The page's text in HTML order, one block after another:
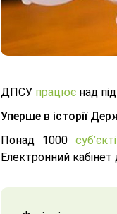
ДПСУ працює над
Уперше в історії
Понад 1000
Електронний